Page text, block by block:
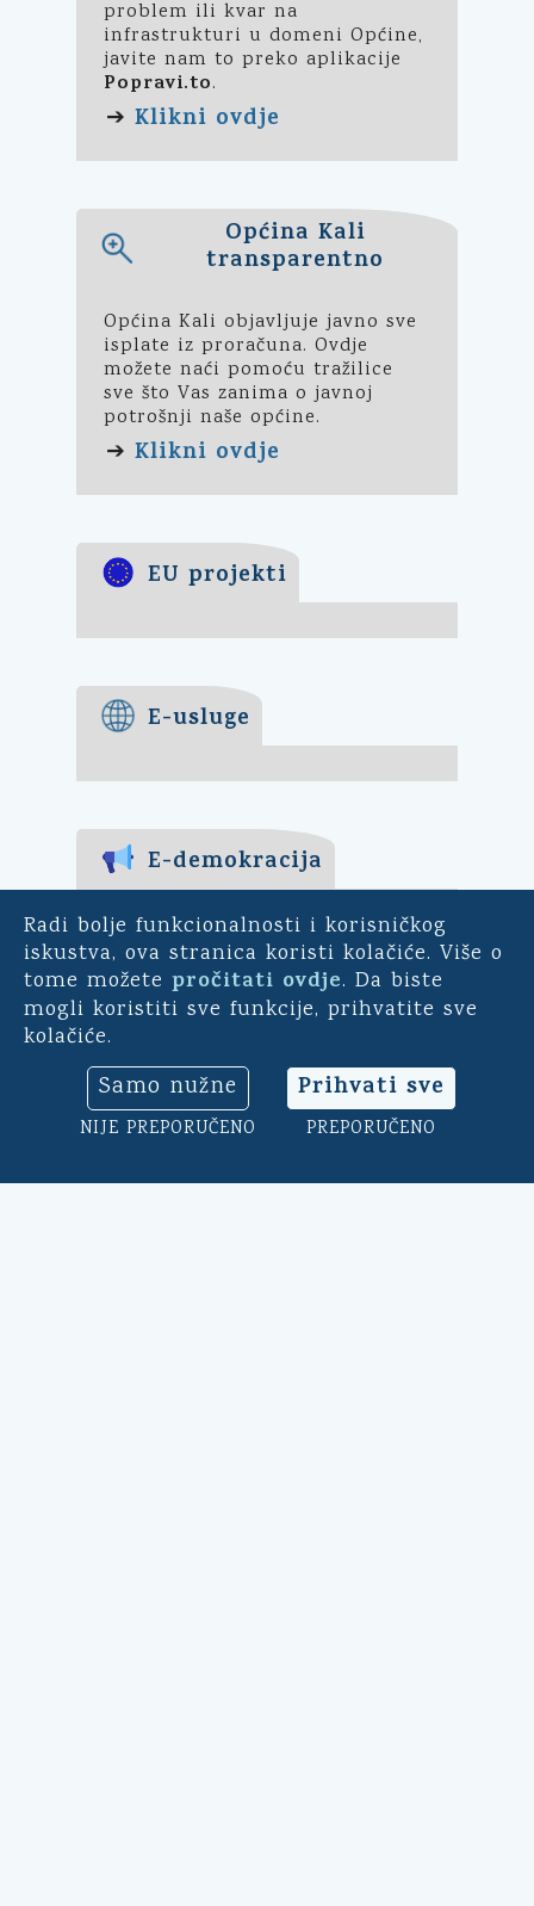
Radi bolje funkcionalnosti i korisničkog
iskustva, ova stranica koristi kolačiće. Više o
tome možete pročitati ovdje. Da biste
mogli koristiti sve funkcije, prihvatite sve
kolačiće.
Samo nužne
NIJE PREPORUČENO
Prihvati sve
PREPORUČENO
problem ili kvar na
infrastrukturi u domeni Općine,
javite nam to preko aplikacije
Popravi.to.
➔ Klikni ovdje
Općina Kali
transparentno
Općina Kali objavljuje javno sve
isplate iz proračuna. Ovdje
možete naći pomoću tražilice
sve što Vas zanima o javnoj
potrošnji naše općine.
➔ Klikni ovdje
EU projekti
E-usluge
E-demokracija
Za mještane Općine Kali -
uključite se u ankete o
pitanjima bitnim za našu
općinu. Sudjelujte u
savjetodavnim e-referendumima.
Osim toga, na ovoj aplikaciji
možete ocijeniti rad općinskog
načelnika, vijeća i uprave.
➔Klikni ovdje